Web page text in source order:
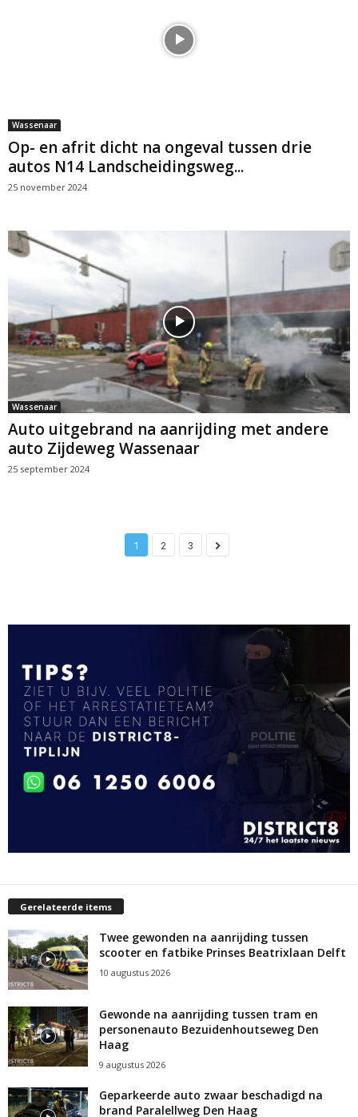
Wassenaar
Op- en afrit dicht na ongeval tussen drie
autos N14 Landscheidingsweg...
25 november 2024
Wassenaar
Auto uitgebrand na aanrijding met andere
auto Zijdeweg Wassenaar
25 september 2024
1 2 3
Gerelateerde items
Twee gewonden na aanrijding tussen
scooter en fatbike Prinses Beatrixlaan Delft
10 augustus 2026
Gewonde na aanrijding tussen tram en
personenauto Bezuidenhoutseweg Den
Haag
9 augustus 2026
Geparkeerde auto zwaar beschadigd na
brand Paralellweg Den Haag